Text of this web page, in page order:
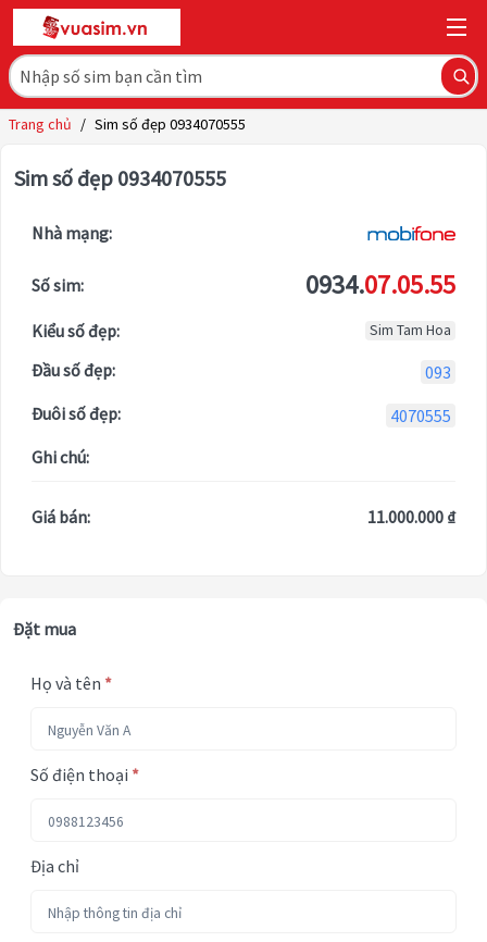
Trang chủ / Sim số đẹp 0934070555
Sim số đẹp 0934070555
Nhà mạng:
Số sim: 0934.07.05.55
Kiểu số đẹp: Sim Tam Hoa
Đầu số đẹp:
093
Đuôi số đẹp:
4070555
Ghi chú:
Giá bán: 11.000.000 ₫
Đặt mua
Họ và tên *
Số điện thoại *
Địa chỉ